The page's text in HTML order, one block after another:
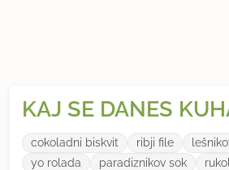
KAJ SE DANES
cokoladni biskvit ribji file
yo rolada
paradiznikov sok